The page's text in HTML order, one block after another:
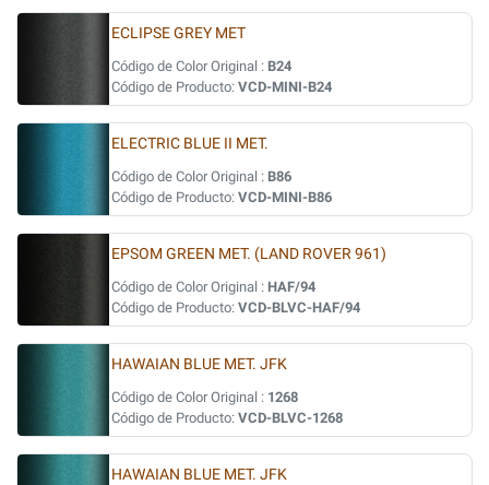
ECLIPSE GREY MET
Código de Color Original : B24
Código de Producto: VCD-MINI-B24
ELECTRIC BLUE II MET.
Código de Color Original : B86
Código de Producto: VCD-MINI-B86
EPSOM GREEN MET. (LAND ROVER 961)
Código de Color Original : HAF/94
Código de Producto: VCD-BLVC-HAF/94
HAWAIAN BLUE MET. JFK
Código de Color Original : 1268
Código de Producto: VCD-BLVC-1268
HAWAIAN BLUE MET. JFK